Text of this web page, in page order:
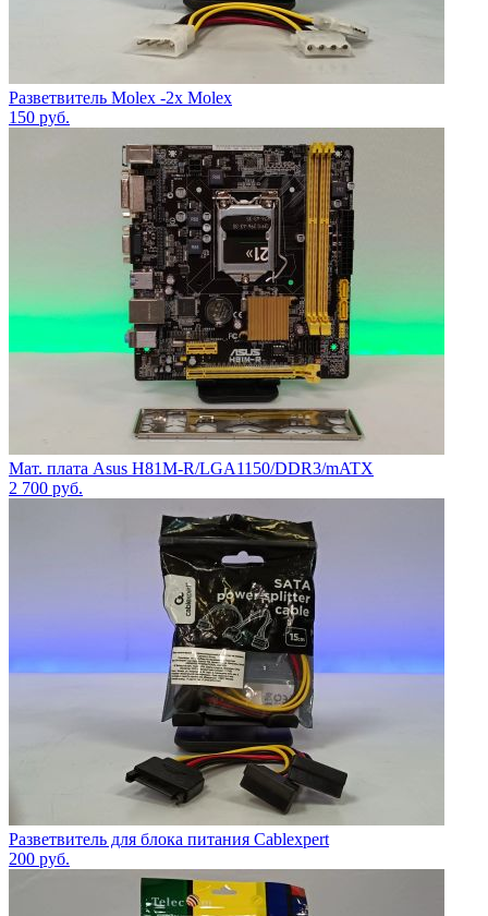
Разветвитель Molex -2x Molex
150 руб.
Мат. плата Asus H81M-R/LGA1150/DDR3/mATX
2 700 руб.
Разветвитель для блока питания Cablexpert
200 руб.